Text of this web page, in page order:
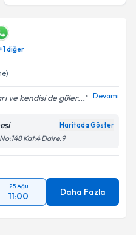
1diğer
ve kendisi de güler... Devamı
Haritada Göster
Kat:4 Daire:9
25 Ağu
11:00 Daha Fazla